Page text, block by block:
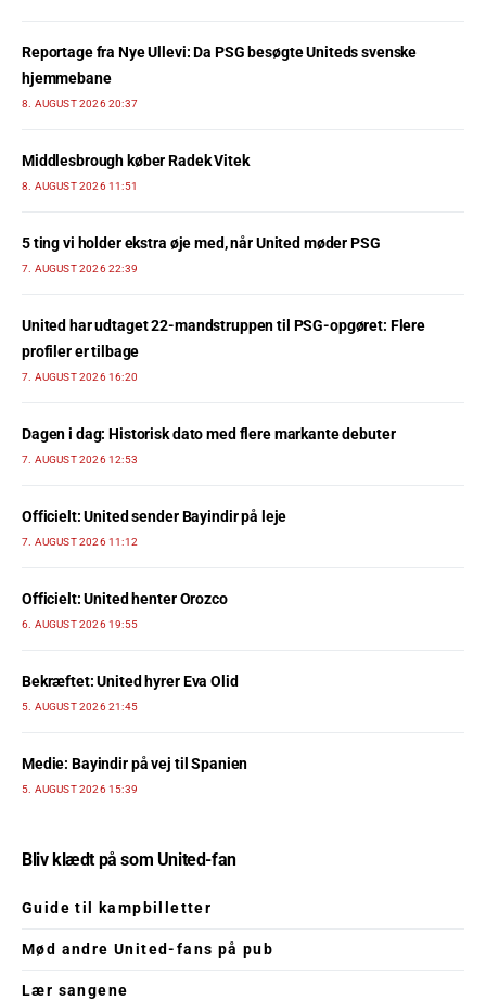
Reportage fra Nye Ullevi: Da PSG besøgte Uniteds svenske
hjemmebane
8. AUGUST 2026 20:37
Middlesbrough køber Radek Vitek
8. AUGUST 2026 11:51
5 ting vi holder ekstra øje med, når United møder PSG
7. AUGUST 2026 22:39
United har udtaget 22-mandstruppen til PSG-opgøret: Flere
profiler er tilbage
7. AUGUST 2026 16:20
Dagen i dag: Historisk dato med flere markante debuter
7. AUGUST 2026 12:53
Officielt: United sender Bayindir på leje
7. AUGUST 2026 11:12
Officielt: United henter Orozco
6. AUGUST 2026 19:55
Bekræftet: United hyrer Eva Olid
5. AUGUST 2026 21:45
Medie: Bayindir på vej til Spanien
5. AUGUST 2026 15:39
Bliv klædt på som United-fan
Guide til kampbilletter
Mød andre United-fans på pub
Lær sangene